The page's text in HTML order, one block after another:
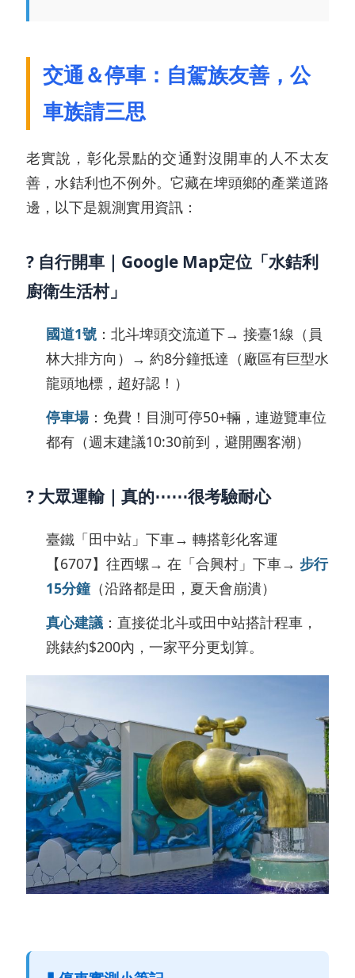
交通＆停車：自駕族友善，公
車族請三思
老實說，彰化景點的交通對沒開車的人不太友
善，水銡利也不例外。它藏在埤頭鄉的產業道路
邊，以下是親測實用資訊：
? 自行開車｜Google Map定位「水銡利
廚衛生活村」
國道1號 ：北斗埤頭交流道下→ 接臺1線（員
林大排方向）→ 約8分鐘抵達（廠區有巨型水
龍頭地標，超好認！）
停車場：免費！目測可停50+輛，連遊覽車位
都有（週末建議10:30前到，避開團客潮）
? 大眾運輸｜真的⋯⋯很考驗耐心
臺鐵「田中站」下車→ 轉搭彰化客運
【6707】往西螺→ 在「合興村」下車→ 步行
15分鐘（沿路都是田，夏天會崩潰）
真心建議 ：直接從北斗或田中站搭計程車，
跳錶約$200內，一家平分更划算。